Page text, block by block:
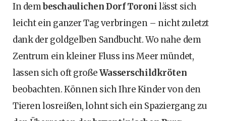
In dembeschaulichen Dorf Toronilässt sich
leicht ein ganzer Tag verbringen – nicht zuletzt
dank der goldgelben Sandbucht. Wo nahe dem
Zentrum ein kleiner Fluss ins Meer mündet,
lassen sich oft großeWasserschildkröten
beobachten. Können sich Ihre Kinder von den
Tieren losreißen, lohnt sich ein Spaziergang zu